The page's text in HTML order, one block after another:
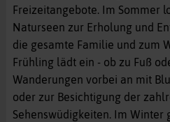
Freizeitangebote. Im Sommer
Naturseen zur Erholung und
die gesamte Familie und zum
Frühling lädt ein - ob zu Fuß
Wanderungen vorbei an mit
oder zur Besichtigung der
Sehenswüdigkeiten. Im Winter